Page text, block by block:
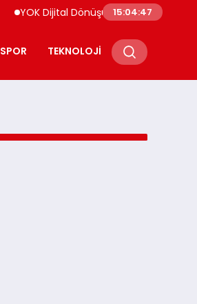
YOK Dijital Dönüşüm İçin Bilişim
15:04:47
SPOR TEKNOLOJI